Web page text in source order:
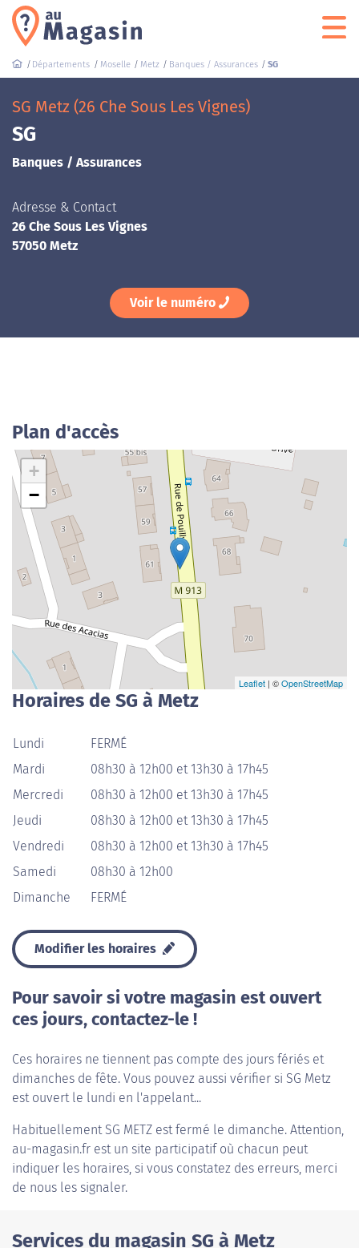
Départements Moselle Metz Banques / Assurances SG
SG Metz (26 Che Sous Les Vignes)
SG
Banques / Assurances
Adresse & Contact
26 Che Sous Les Vignes
57050 Metz
Voir le numéro
Plan d'accès
+
−
Leaflet | ©OpenStreetMap
Horaires de SG à Metz
Lundi
FERMÉ
Mardi
08h30 à 12h00 et 13h30 à 17h45
Mercredi
08h30 à 12h00 et 13h30 à 17h45
Jeudi
08h30 à 12h00 et 13h30 à 17h45
Vendredi
08h30 à 12h00 et 13h30 à 17h45
Samedi
08h30 à 12h00
Dimanche
FERMÉ
Modifier les horaires
Pour savoir si votre magasin est ouvert
ces jours, contactez-le !
Ces horaires ne tiennent pas compte des jours fériés et
dimanches de fête. Vous pouvez aussi vérifier si SG Metz
est ouvert le lundi en l'appelant...
HabituellementSG METZ est fermé le dimanche. Attention,
au-magasin.fr est un site participatif où chacun peut
indiquer les horaires, si vous constatez des erreurs, merci
de nous les signaler.
Services du magasin SG à Metz